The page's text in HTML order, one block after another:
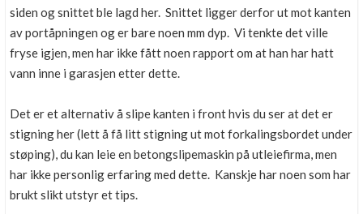
Boligmappa+
Få mer ut av Boligmappa
siden og snittet ble lagd her. Snittet ligger derfor ut mot kanten
av portåpningen og er bare noen mm dyp. Vi tenkte det ville
fryse igjen, men har ikke fått noen rapport om at han har hatt
vann inne i garasjen etter dette.
Det er et alternativ å slipe kanten i front hvis du ser at det er
stigning her (lett å få litt stigning ut mot forkalingsbordet under
støping), du kan leie en betongslipemaskin på utleiefirma, men
har ikke personlig erfaring med dette. Kanskje har noen som har
brukt slikt utstyr et tips.